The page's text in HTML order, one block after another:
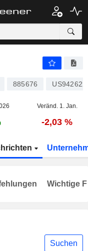
885676
Veränd. 1. Jan.
-2,03 %
Suchen
Wichtige